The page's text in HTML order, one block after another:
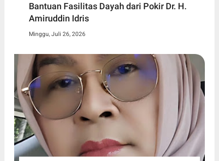
Bantuan Fasilitas Dayah dari Pokir Dr. H.
Amiruddin Idris
Minggu, Juli 26, 2026